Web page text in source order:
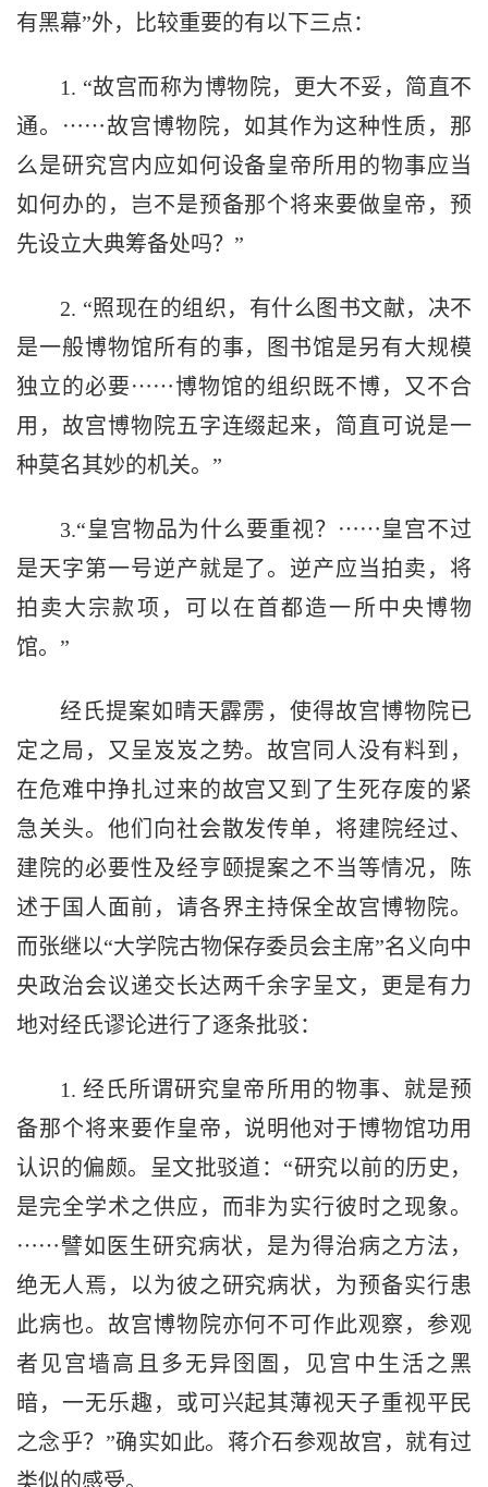
有黑幕”外，比较重要的有以下三点：
1. “故宫而称为博物院，更大不妥，简直不
通。⋯⋯故宫博物院，如其作为这种性质，那
么是研究宫内应如何设备皇帝所用的物事应当
如何办的，岂不是预备那个将来要做皇帝，预
先设立大典筹备处吗？”
2. “照现在的组织，有什么图书文献，决不
是一般博物馆所有的事，图书馆是另有大规模
独立的必要⋯⋯博物馆的组织既不博，又不合
用，故宫博物院五字连缀起来，简直可说是一
种莫名其妙的机关。”
3.“皇宫物品为什么要重视？⋯⋯皇宫不过
是天字第一号逆产就是了。逆产应当拍卖，将
拍卖大宗款项，可以在首都造一所中央博物
馆。”
经氏提案如晴天霹雳，使得故宫博物院已
定之局，又呈岌岌之势。故宫同人没有料到，
在危难中挣扎过来的故宫又到了生死存废的紧
急关头。他们向社会散发传单，将建院经过、
建院的必要性及经亨颐提案之不当等情况，陈
述于国人面前，请各界主持保全故宫博物院。
而张继以“大学院古物保存委员会主席”名义向中
央政治会议递交长达两千余字呈文，更是有力
地对经氏谬论进行了逐条批驳：
1. 经氏所谓研究皇帝所用的物事、就是预
备那个将来要作皇帝，说明他对于博物馆功用
认识的偏颇。呈文批驳道：“研究以前的历史，
是完全学术之供应，而非为实行彼时之现象。
⋯⋯譬如医生研究病状，是为得治病之方法，
绝无人焉，以为彼之研究病状，为预备实行患
此病也。故宫博物院亦何不可作此观察，参观
者见宫墙高且多无异囹圄，见宫中生活之黑
暗，一无乐趣，或可兴起其薄视天子重视平民
之念乎？”确实如此。蒋介石参观故宫，就有过
类似的感受。